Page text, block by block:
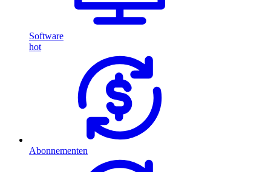
Software
hot
Abonnementen